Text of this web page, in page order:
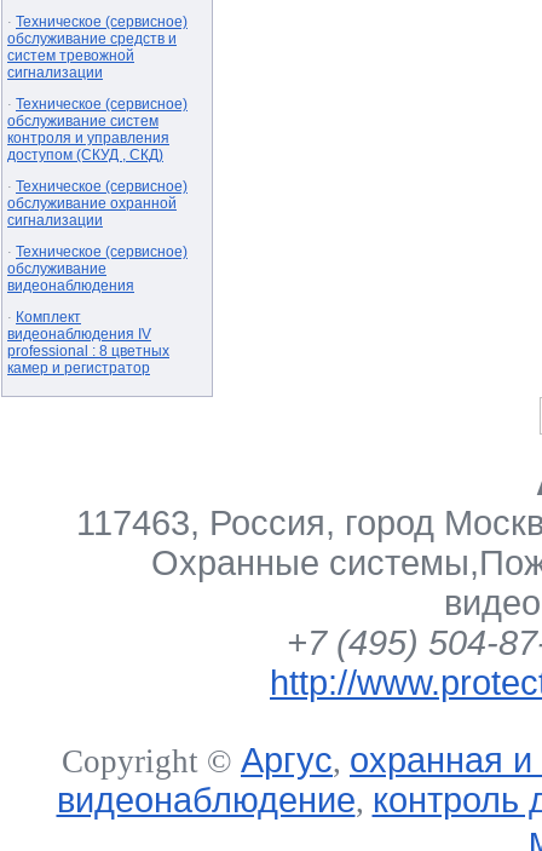
· Техническое (сервисное)
обслуживание средств и
систем тревожной
сигнализации
· Техническое (сервисное)
обслуживание систем
контроля и управления
доступом (СКУД , СКД)
· Техническое (сервисное)
обслуживание охранной
сигнализации
· Техническое (сервисное)
обслуживание
видеонаблюдения
· Комплект
видеонаблюдения IV
professional : 8 цветных
камер и регистратор
117463, Россия, город
Охранные системы,
+7 (495) 504-
http://
Copyright © Аргус, охранная
видеонаблюдение, контроль